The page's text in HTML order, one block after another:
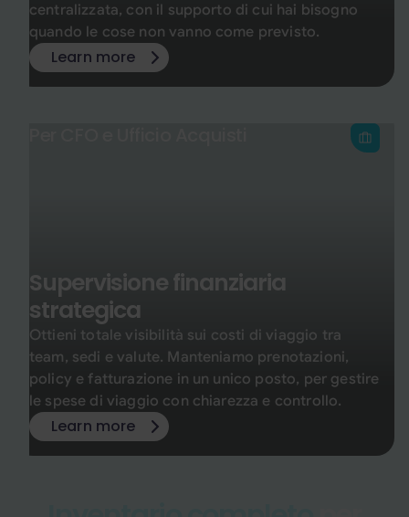
centralizzata, con il supporto di cui hai bisogno
quando le cose non vanno come previsto.
Learn more
Supervisione finanziaria
strategica
Ottieni totale visibilità sui costi di viaggio tra
team, sedi e valute. Manteniamo prenotazioni,
policy e fatturazione in un unico posto, per gestire
le spese di viaggio con chiarezza e controllo.
Learn more